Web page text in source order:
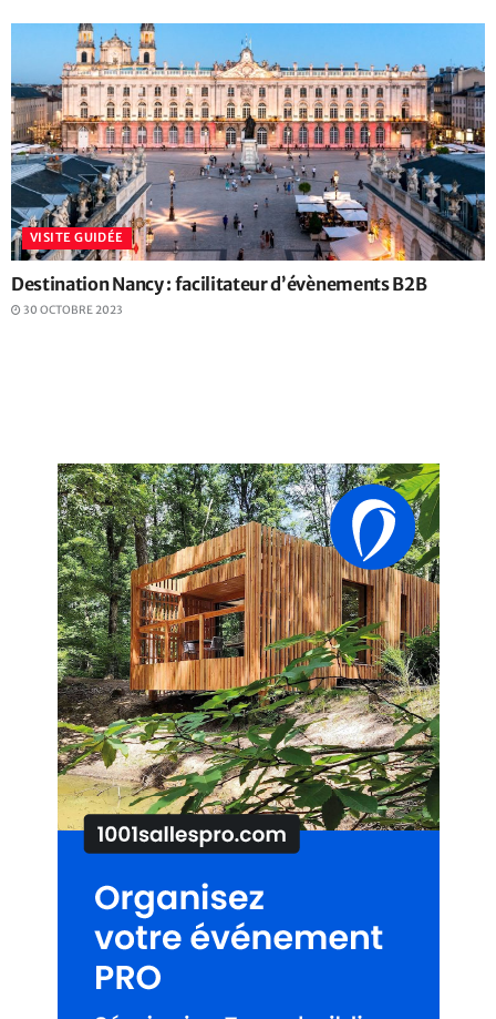
VISITE GUIDÉE
Destination Nancy : facilitateur d’évènements B2B
30 OCTOBRE 2023